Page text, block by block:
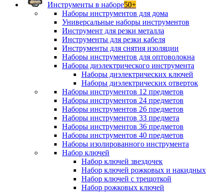
Инструменты в наборе50+
Наборы инструментов для дома
Универсальные наборы инструментов
Инструмент для резки металла
Инструменты для резки кабеля
Инструменты для снятия изоляции
Наборы инструментов для оптоволокна
Наборы диэлектрического инструмента
Наборы диэлектрических ключей
Наборы диэлектрических отверток
Наборы инструментов 12 предметов
Наборы инструментов 24 предметов
Наборы инструментов 26 предметов
Наборы инструментов 33 предмета
Наборы инструментов 36 предметов
Наборы инструментов 40 предметов
Наборы изолированного инструмента
Набор ключей
Набор ключей звездочек
Набор ключей рожковых и накидных
Набор ключей с трещоткой
Набор рожковых ключей